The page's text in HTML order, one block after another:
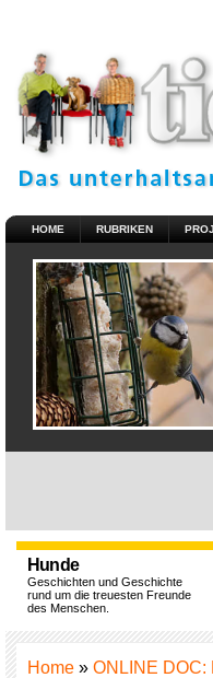
HOME RUBRIKEN
Hunde
Geschichten und Geschichte
rund um die treuesten Freunde
des Menschen.
Home » ONLINE DOC: